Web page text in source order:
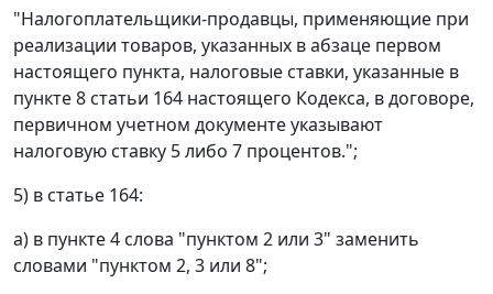
"Налогоплательщики-продавцы, применяющие при
реализации товаров, указанных в абзаце первом
настоящего пункта, налоговые ставки, указанные в
пункте 8 статьи 164 настоящего Кодекса, в договоре,
первичном учетном документе указывают
налоговую ставку 5 либо 7 процентов.";
5) в статье 164:
а) в пункте 4 слова "пунктом 2 или 3" заменить
словами "пунктом 2, 3 или 8";